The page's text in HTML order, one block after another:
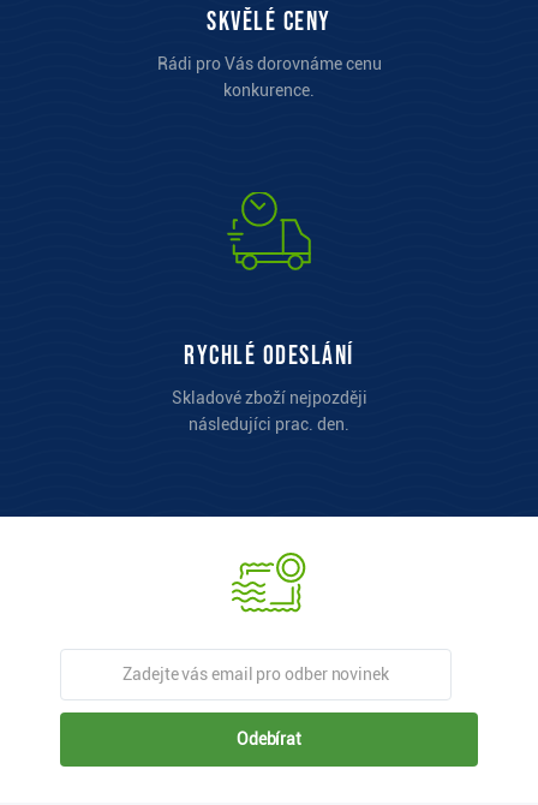
Skvělé ceny
Rádi pro Vás dorovnáme cenu
konkurence.
Rychlé odeslání
Skladové zboží nejpozději
následujíci prac. den.
Odebírat